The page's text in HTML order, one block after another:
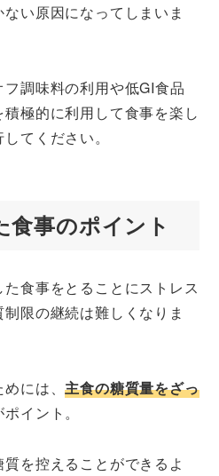
い原因になってしまいま
調味料の利用や低GI食品
極的に利用して食事を楽し
てください。
食事のポイント
食事をとることにストレス
限の継続は難しくなりま
めには、主食の糖質量をざっ
ポイント。
を控えることができるよ